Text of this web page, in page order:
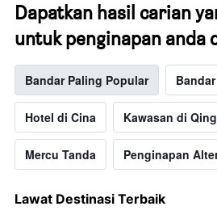
kategori
hotel
mengikut
Carta
mempunyai
1
paksi
Y
yang
memaparkan
purata
Dapatkan hasil carian
untuk penginapan anda
Bandar Paling Popular
Hotel di Cina Kawasan di
Mercu Tanda Penginapan
Lawat Destinasi Terbaik